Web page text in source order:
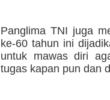
Panglima TNI juga
ke-60 tahun ini
untuk mawas diri
tugas kapan pun dan